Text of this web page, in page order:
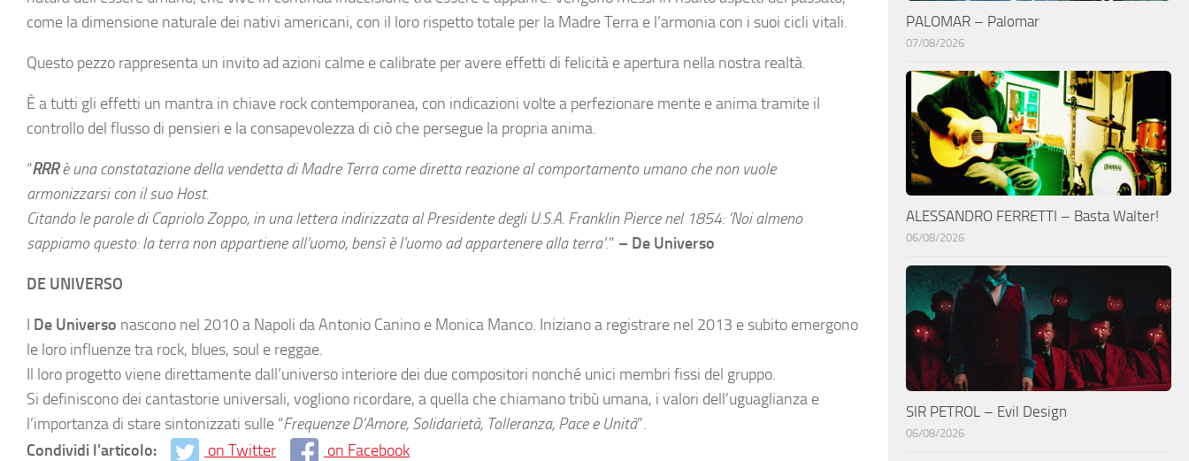
come la dimensione naturale dei nativi americani, con il loro rispetto totale per la Madre Terra e l’armonia con i suoi cicli vitali.
Questo pezzo rappresenta un invito ad azioni calme e calibrate per avere effetti di felicità e apertura nella nostra realtà.
È a tutti gli effetti un mantra in chiave rock contemporanea, con indicazioni volte a perfezionare mente e anima tramite il
controllo del flusso di pensieri e la consapevolezza di ciò che persegue la propria anima.
“RRRè una constatazione della vendetta di Madre Terra come diretta reazione al comportamento umano che non vuole
armonizzarsi con il suo Host.
Citando le parole di Capriolo Zoppo, in una lettera indirizzata al Presidente degli U.S.A. Franklin Pierce nel 1854: ‘Noi almeno
sappiamo questo: la terra non appartiene all’uomo, bensì è l’uomo ad appartenere alla terra’.” – De Universo
DE UNIVERSO
I De Universo nascono nel 2010 a Napoli da Antonio Canino e Monica Manco. Iniziano a registrare nel 2013 e subito emergono
le loro influenze tra rock, blues, soul e reggae.
Il loro progetto viene direttamente dall’universo interiore dei due compositori nonché unici membri fissi del gruppo.
Si definiscono dei cantastorie universali, vogliono ricordare, a quella che chiamano tribù umana, i valori dell’uguaglianza e
l’importanza di stare sintonizzati sulle “Frequenze D’Amore, Solidarietà, Tolleranza, Pace e Unità”.
Condividi l'articolo:
on Twitter on Facebook
PALOMAR – Palomar
07/08/2026
ALESSANDRO FERRETTI – Basta Walter!
06/08/2026
SIR PETROL – Evil Design
06/08/2026